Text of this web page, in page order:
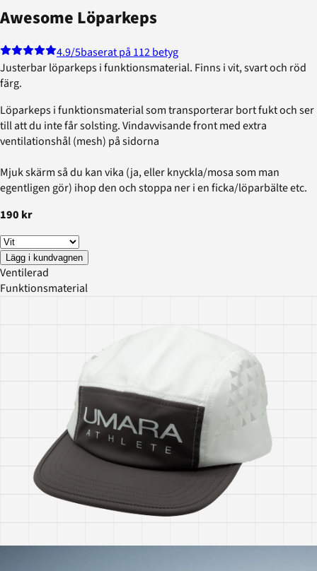
Awesome Löparkeps
4.9/5baserat på 112 betyg
Justerbar löparkeps i funktionsmaterial. Finns i vit, svart och röd
färg.
Löparkeps i funktionsmaterial som transporterar bort fukt och ser
till att du inte får solsting. Vindavvisande front med extra
ventilationshål (mesh) på sidorna
Mjuk skärm så du kan vika (ja, eller knyckla/mosa som man
egentligen gör) ihop den och stoppa ner i en ficka/löparbälte etc.
190 kr
Lägg i kundvagnen
Ventilerad
Funktionsmaterial